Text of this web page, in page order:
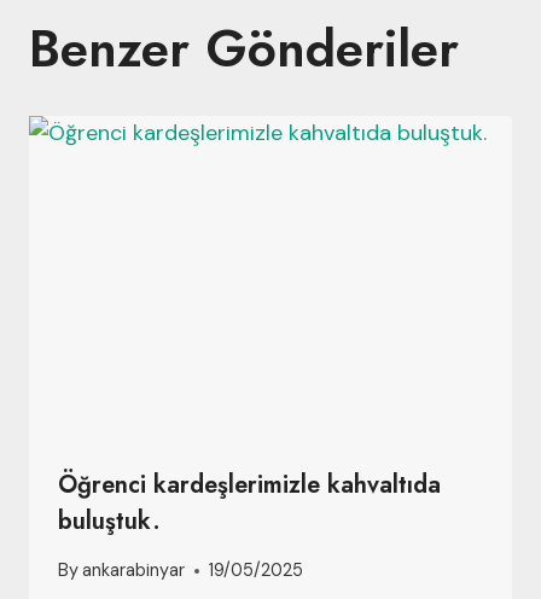
Benzer Gönderiler
Öğrenci kardeşlerimizle kahvaltıda
buluştuk.
Byankarabinyar 19/05/2025